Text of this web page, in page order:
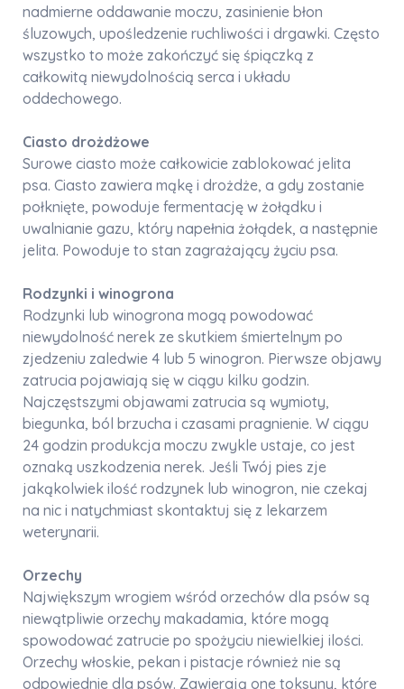
nadmierne oddawanie moczu, zasinienie błon
śluzowych, upośledzenie ruchliwości i drgawki. Często
wszystko to może zakończyć się śpiączką z
całkowitą niewydolnością serca i układu
oddechowego.
Ciasto drożdżowe
Surowe ciasto może całkowicie zablokować jelita
psa. Ciasto zawiera mąkę i drożdże, a gdy zostanie
połknięte, powoduje fermentację w żołądku i
uwalnianie gazu, który napełnia żołądek, a następnie
jelita. Powoduje to stan zagrażający życiu psa.
Rodzynki i winogrona
Rodzynki lub winogrona mogą powodować
niewydolność nerek ze skutkiem śmiertelnym po
zjedzeniu zaledwie 4 lub 5 winogron. Pierwsze objawy
zatrucia pojawiają się w ciągu kilku godzin.
Najczęstszymi objawami zatrucia są wymioty,
biegunka, ból brzucha i czasami pragnienie. W ciągu
24 godzin produkcja moczu zwykle ustaje, co jest
oznaką uszkodzenia nerek. Jeśli Twój pies zje
jakąkolwiek ilość rodzynek lub winogron, nie czekaj
na nic i natychmiast skontaktuj się z lekarzem
weterynarii.
Orzechy
Największym wrogiem wśród orzechów dla psów są
niewątpliwie orzechy makadamia, które mogą
spowodować zatrucie po spożyciu niewielkiej ilości.
Orzechy włoskie, pekan i pistacje również nie są
odpowiednie dla psów. Zawierają one toksyny, które